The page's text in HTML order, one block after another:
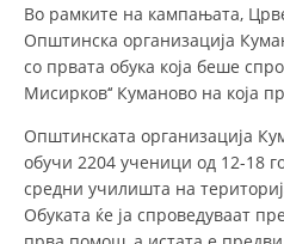
СТРУКТУРА И
Во рамките на кампањата,
Општинска организација
со првата обука која беше
Мисирков‘‘ Куманово на која
Општинската организација
обучи 2204 ученици од 12-18
средни училишта на
Обуката ќе ја спроведуваат